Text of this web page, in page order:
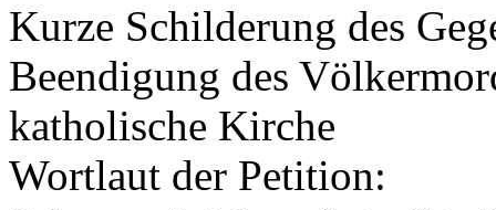
Kurze Schilderung des
Beendigung des
katholische Kirche
Wortlaut der Petition: